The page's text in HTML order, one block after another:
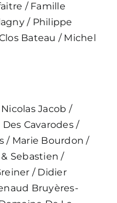
/ Famille
/ Philippe
Bateau / Michel
Jacob /
Cavarodes /
/ Marie Bourdon /
Sebastien /
/ Didier
Bruyères-